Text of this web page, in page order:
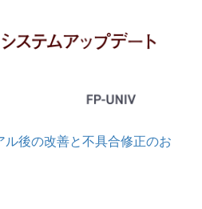
ル後の改善と不具合修正のお